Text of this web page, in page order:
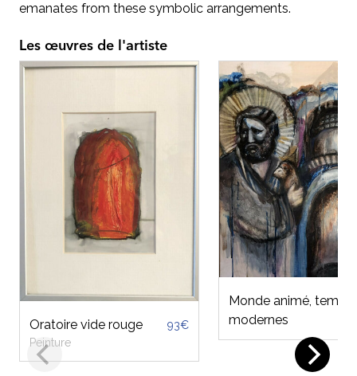
emanates from these symbolic arrangements.
Les œuvres de l'artiste
rouge 93€
Monde animé, temps
modernes
850€